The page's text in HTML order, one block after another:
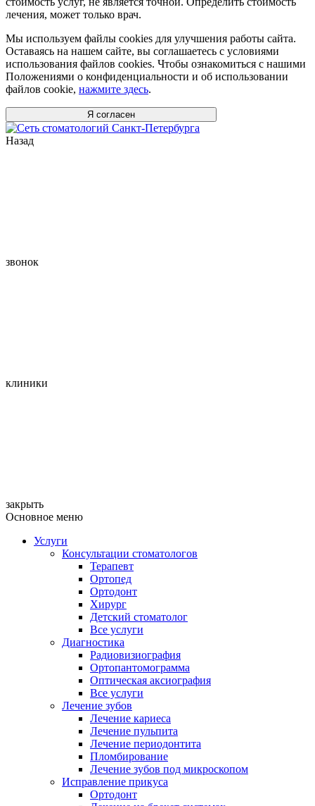
лечения, может только врач.
Мы используем файлы cookies для улучшения работы сайта.
Оставаясь на нашем сайте, вы соглашаетесь с условиями
использования файлов cookies. Чтобы ознакомиться с нашими
Положениями о конфиденциальности и об использовании
файлов cookie, нажмите здесь.
Я согласен
Назад
звонок
клиники
закрыть
Основное меню
Услуги
Консультации стоматологов
Терапевт
Ортопед
Ортодонт
Хирург
Детский стоматолог
Все услуги
Диагностика
Радиовизиография
Ортопантомограмма
Оптическая аксиография
Все услуги
Лечение зубов
Лечение кариеса
Лечение пульпита
Лечение периодонтита
Пломбирование
Лечение зубов под микроскопом
Исправление прикуса
Ортодонт